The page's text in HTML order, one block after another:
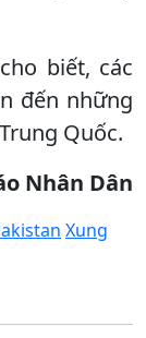
biết, các
đến những
Quốc.
Nhân Dân
Xung